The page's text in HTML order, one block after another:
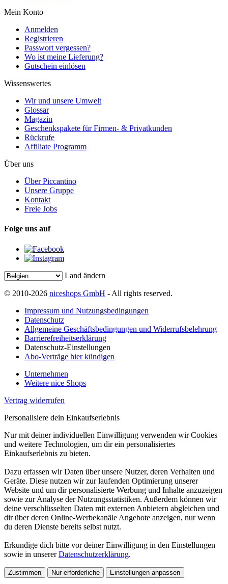
Mein Konto
Anmelden
Registrieren
Passwort vergessen?
Wo ist meine Lieferung?
Gutschein einlösen
Wissenswertes
Wir und unsere Umwelt
Glossar
Magazin
Geschenkspakete für Firmen- & Privatkunden
Rückrufe
Affiliate Programm
Über uns
Über Piccantino
Unsere Gruppe
Kontakt
Freie Jobs
Folge uns auf
Land ändern
© 2010-2026 niceshops GmbH - All rights reserved.
Impressum und Nutzungsbedingungen
Datenschutz
Allgemeine Geschäftsbedingungen und Widerrufsbelehrung
Barrierefreiheitserklärung
Datenschutz-Einstellungen
Abo-Verträge hier kündigen
Unternehmen
Weitere nice Shops
Vertrag widerrufen
Personalisiere dein Einkaufserlebnis
Nur mit deiner individuellen Einwilligung verwenden wir Cookies
und weitere Technologien, um dir ein personalisiertes
Einkaufserlebnis zu bieten.
Dazu erfassen wir Daten über unsere Nutzer, deren Verhalten und
Geräte. Diese nutzen wir zur laufenden Optimierung unserer
Website und um dir personalisierte Werbung und Inhalte anzuzeigen
sowie zur Analyse der Nutzungsstatistiken. Außerdem können wir
deine verschlüsselten Daten mit externen Anbietern abgleichen und
dir über deren Online-Werbekanäle Angebote anzeigen, nur wenn
du deren Dienste bereits selbst nutzt.
Erkundige dich bitte vor deiner Einwilligung in den Einstellungen
sowie in unsererDatenschutzerklärung.
Zustimmen Nur erforderliche Einstellungen anpassen